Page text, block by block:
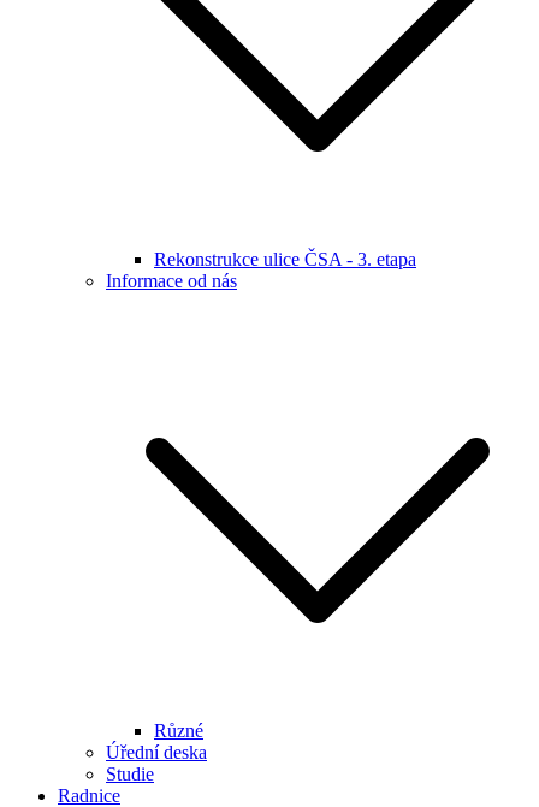
Rekonstrukce ulice ČSA - 3. etapa
Informace od nás
Různé
Úřední deska
Studie
Radnice